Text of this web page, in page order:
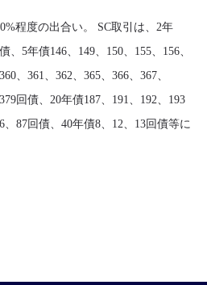
程度の出合い。 SC取引は、2年
、5年債146、149、150、155、156、
、361、362、365、366、367、
回債、20年債187、191、192、193
、87回債、40年債8、12、13回債等に